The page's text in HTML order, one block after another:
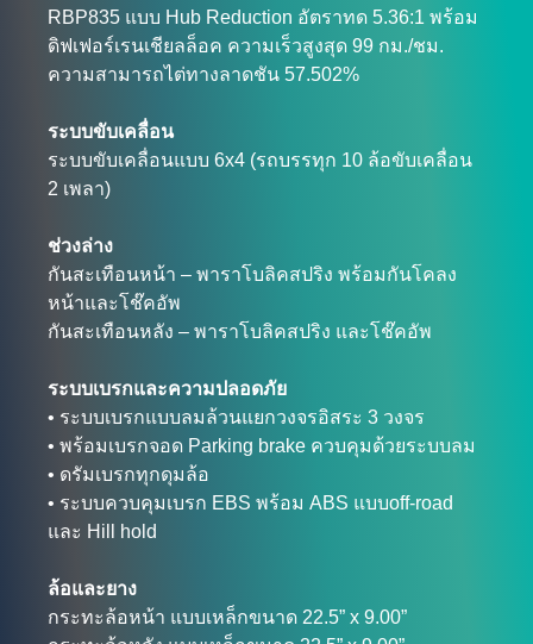
RBP835 แบบ Hub Reduction อัตราทด 5.36:1 พร้อม
ดิฟเฟอร์เรนเชียลล็อค ความเร็วสูงสุด 99 กม./ชม.
ความสามารถไต่ทางลาดชัน 57.502%
ระบบขับเคลื่อน
ระบบขับเคลื่อนแบบ 6x4 (รถบรรทุก 10 ล้อขับเคลื่อน
2 เพลา)
ช่วงล่าง
กันสะเทือนหน้า – พาราโบลิคสปริง พร้อมกันโคลง
หน้าและโช๊คอัพ
กันสะเทือนหลัง – พาราโบลิคสปริง และโช๊คอัพ
ระบบเบรกและความปลอดภัย
• ระบบเบรกแบบลมล้วนแยกวงจรอิสระ 3 วงจร
• พร้อมเบรกจอด Parking brake ควบคุมด้วยระบบลม
• ดรัมเบรกทุกดุมล้อ
• ระบบควบคุมเบรก EBS พร้อม ABS แบบoff-road
และ Hill hold
ล้อและยาง
กระทะล้อหน้า แบบเหล็กขนาด 22.5” x 9.00”